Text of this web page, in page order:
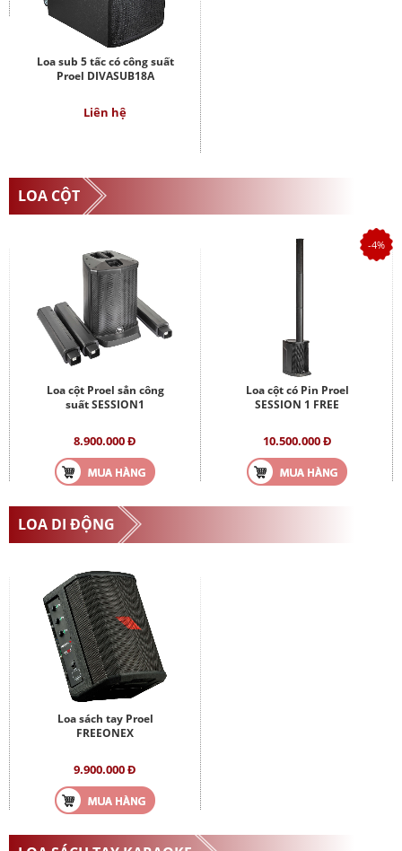
Loa sub 5 tấc có công suất
Proel DIVASUB18A
Liên hệ
LOA CỘT
Loa cột Proel sẳn công
suất SESSION1
8.900.000 Đ
Loa cột có Pin Proel
SESSION 1 FREE
10.500.000 Đ
-4%
LOA DI ĐỘNG
Loa sách tay Proel
FREEONEX
9.900.000 Đ